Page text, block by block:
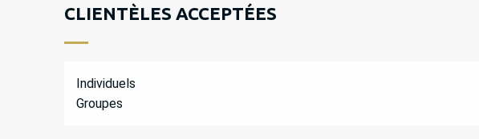
CLIENTÈLES ACCEPTÉES
Individuels
Groupes